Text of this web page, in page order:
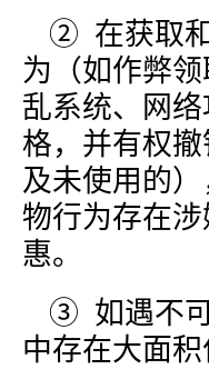
② 在获取和
为（如作弊
乱系统、网
格，并有权
及未使用的
物行为存在
惠。
③ 如遇不可
中存在大面